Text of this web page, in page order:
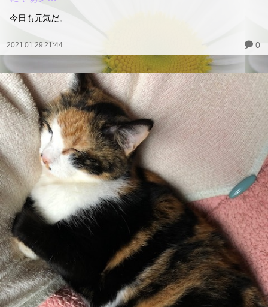
今日も元気だ。
2021.01.29 21:44 0